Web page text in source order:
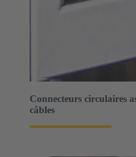
Connecteurs circulaires
câbles